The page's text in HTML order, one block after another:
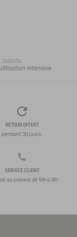
Sabots
intensive
RETOUR OFFERT
pendant 30 jours.
SERVICE CLIENT
au samedi de 10h à 18h